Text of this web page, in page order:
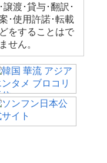
譲渡･貸与･翻訳･
･使用許諾･転載
をすることはで
せん。